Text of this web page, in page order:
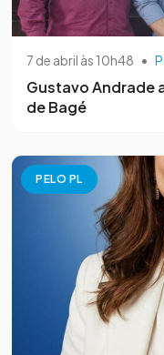
7 de abril às 10h48 •
Gustavo Andrade
de Bagé
PELO PL